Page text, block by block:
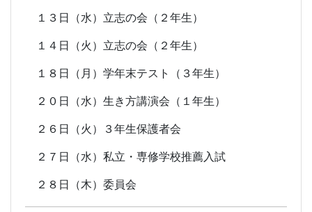
１３日（水）立志の会（２年生）
１４日（火）立志の会（２年生）
１８日（月）学年末テスト（３年生）
２０日（水）生き方講演会（１年生）
２６日（火）３年生保護者会
２７日（水）私立・専修学校推薦入試
２８日（木）委員会